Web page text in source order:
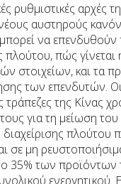
ρυθμιστικές αρχές
αυστηρούς
να επενδυθούν
πλούτου, πώς γίνεται
στοιχείων, και τα
των επενδυτών.
τράπεζες της Κίνας
για τη μείωση
πλούτου
σε μη
35% των
ενεργητικού.